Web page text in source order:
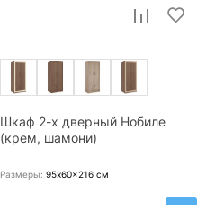
Шкаф 2-х дверный Нобиле
(крем, шамони)
Размеры: 95x60x216 см